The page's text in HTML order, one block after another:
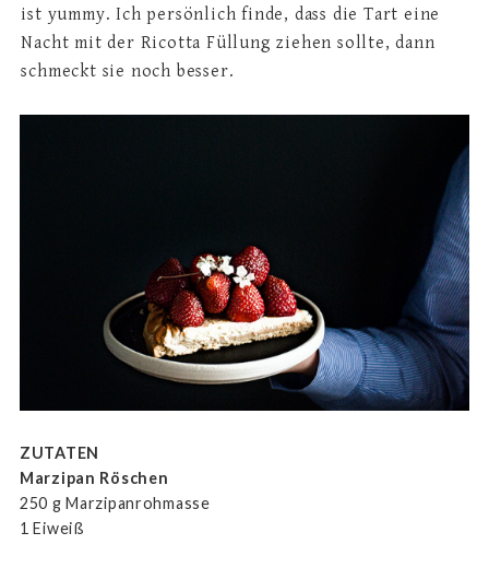
ist yummy. Ich persönlich finde, dass die Tart eine
Nacht mit der Ricotta Füllung ziehen sollte, dann
schmeckt sie noch besser.
ZUTATEN
Marzipan Röschen
250 g Marzipanrohmasse
1 Eiweiß